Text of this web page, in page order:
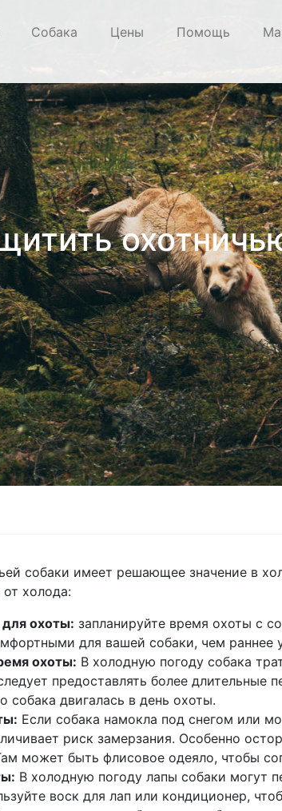
Собака Цены Помощь
собаки имеет решающее значение в
холода:
охоты: запланируйте время охоты с
для вашей собаки, чем раннее
охоты: В холодную погоду собака
предоставлять более
двигалась в день охоты.
Если собака намокла под снегом или
риск замерзания. Особенно
может быть флисовое одеяло, чтобы
В холодную погоду лапы собаки могут
воск для лап или кондиционер,